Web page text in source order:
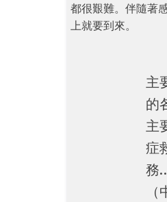
都很艱難。伴隨著
上就要到來。
主
的
主
症
務